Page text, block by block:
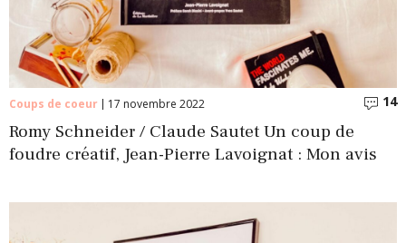
Coups de coeur 17 novembre 2022 14
Romy Schneider / Claude Sautet Un coup de
foudre créatif, Jean-Pierre Lavoignat : Mon avis